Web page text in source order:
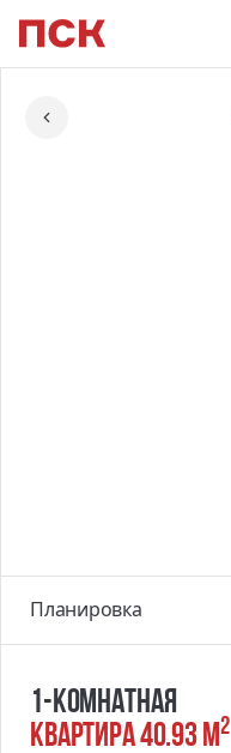
1-комнатная
квартира 40.93 м2
Планировка